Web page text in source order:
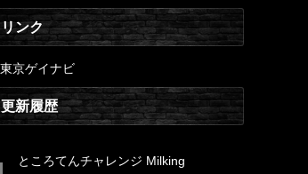
リンク
更新履歴
ところてんチャレンジ Milking